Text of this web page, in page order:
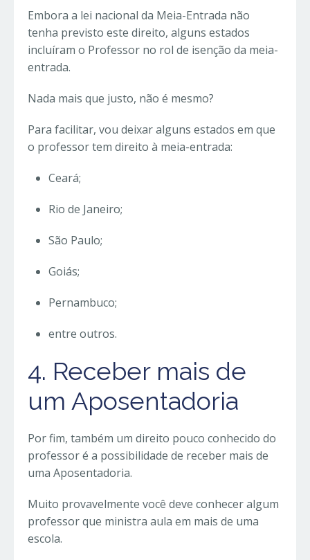
Embora a lei nacional da Meia-Entrada não
tenha previsto este direito, alguns estados
incluíram o Professor no rol de isenção da meia-
entrada.
Nada mais que justo, não é mesmo?
Para facilitar, vou deixar alguns estados em que
o professor tem direito à meia-entrada:
Ceará;
Rio de Janeiro;
São Paulo;
Goiás;
Pernambuco;
entre outros.
4. Receber mais de
um Aposentadoria
Por fim, também um direito pouco conhecido do
professor é a possibilidade de receber mais de
uma Aposentadoria.
Muito provavelmente você deve conhecer algum
professor que ministra aula em mais de uma
escola.